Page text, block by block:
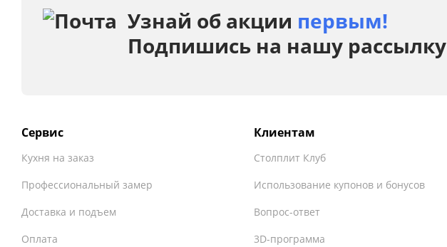
Узнай об акции первым!
Подпишись на нашу рассылку
Сервис
Кухня на заказ
Профессиональный замер
Доставка и подъем
Оплата
Клиентам
Столплит Клуб
Использование купонов и бонусов
Вопрос-ответ
3D-программа